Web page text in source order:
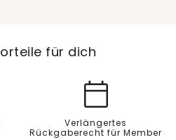
für dich
Verlängertes
Rückgaberecht für Member